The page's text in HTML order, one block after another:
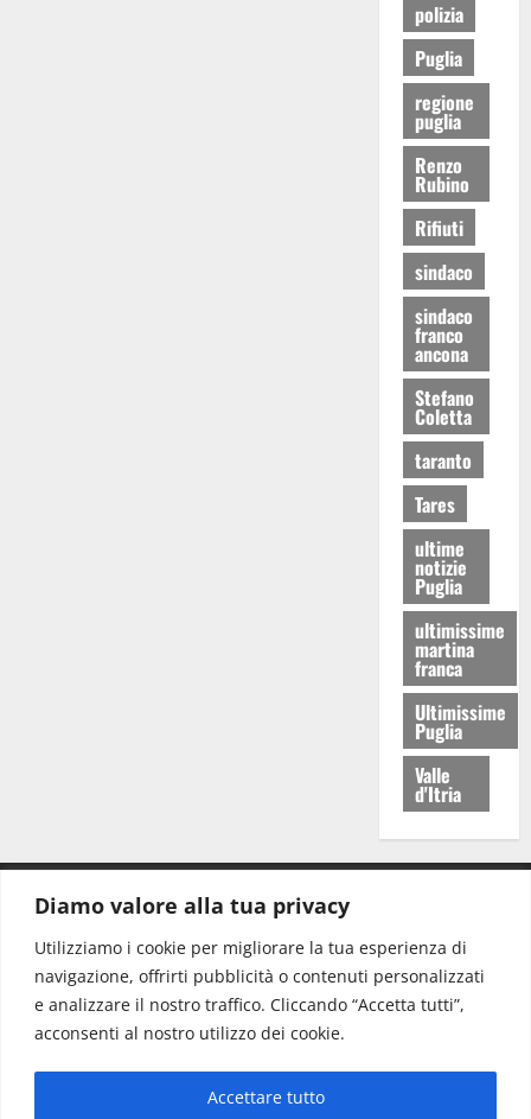
Diamo valore alla tua privacy
Utilizziamo i cookie per migliorare la tua esperienza di
navigazione, offrirti pubblicità o contenuti personalizzati
e analizzare il nostro traffico. Cliccando “Accetta tutti”,
acconsenti al nostro utilizzo dei cookie.
Accettare tutto
polizia
Puglia
regione
puglia
Renzo
Rubino
Rifiuti
sindaco
sindaco
franco
ancona
Stefano
Coletta
taranto
Tares
ultime
notizie
Puglia
ultimissime
martina
franca
Ultimissime
Puglia
Valle
d'Itria
Redazione: redazione@www.martinasera.it
Direttore:direttore@www.martinasera.it
Info & Commerciale:info@www.martinasera.it